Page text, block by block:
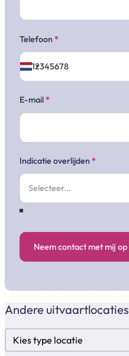
Telefoon *
E-mail*
Indicatie overlijden *
Neem contact met mij op
Andere uitvaartlocaties
Locatietypes
Select content